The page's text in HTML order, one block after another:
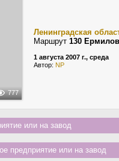
777
Ленинградская
Маршрут 130
1 августа 2007 г., среда
Автор: NP
или на завод
предприятие или на завод